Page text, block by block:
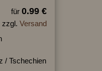
für 0.99 €
zzgl. Versand
/ Tschechien